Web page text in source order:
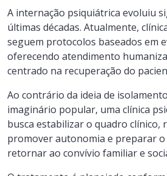
A internação psiquiátrica evoluiu
últimas décadas. Atualmente,
seguem protocolos baseados em
oferecendo atendimento
centrado na recuperação do
Ao contrário da ideia de
imaginário popular, uma clínica
busca estabilizar o quadro clínico,
promover autonomia e preparar
retornar ao convívio familiar e